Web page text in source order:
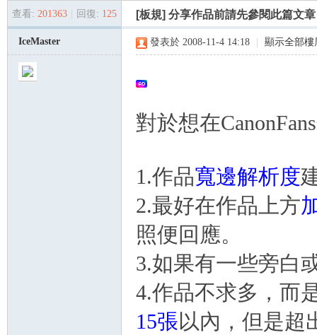
Ca» › › ›
查看: 201363 回復: 125 [板規] 分享作品前請先參閱此篇文章
IceMaster 發表於 2008-11-4 14:18 顯示全部樓
對於想在
1.作品寬邊解析度
2.最好在作品上方
照便回應。
3.如果有一些旁白
4.作品不求多，而
15張以內，但是超